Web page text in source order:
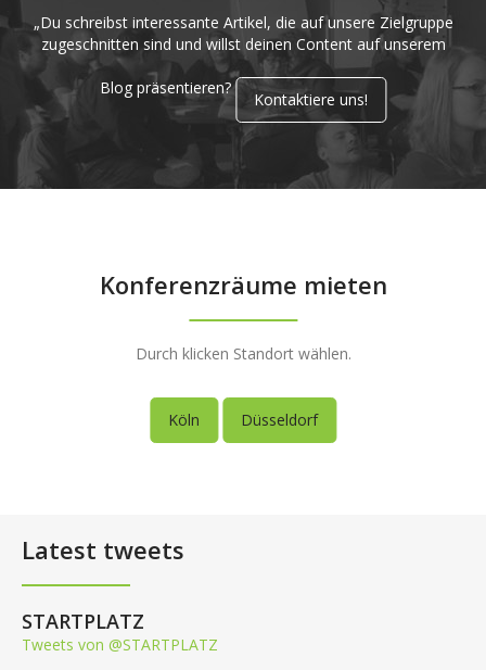
„Du schreibst interessante Artikel, die auf unsere Zielgruppe
zugeschnitten sind und willst deinen Content auf unserem
Blog präsentieren?
Kontaktiere uns!
Konferenzräume mieten
Durch klicken Standort wählen.
Köln Düsseldorf
Latest tweets
STARTPLATZ
Tweets von @STARTPLATZ